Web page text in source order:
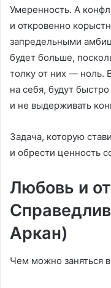
Умеренность. А
и откровенно
запредельными
будет больше,
толку от них — ноль.
на себя, будут
и не выдерживать
Задача, которую
и обрести ценность
Любовь и
Аркан)
Чем можно заняться